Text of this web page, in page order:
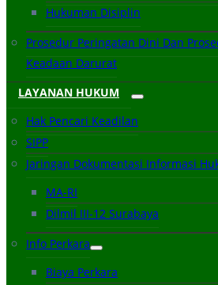
Hukuman Disiplin
Prosedur Peringatan Dini Dan
Keadaan Darurat
LAYANAN HUKUM
Hak Pencari Keadilan
SIPP
Jaringan Dokumentasi Informasi
MA-RI
Dilmil III-12 Surabaya
Info Perkara
Biaya Perkara